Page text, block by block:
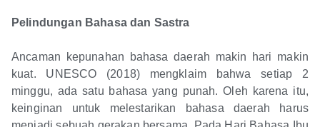
Pelindungan Bahasa dan Sastra
Ancaman kepunahan bahasa daerah makin hari makin
kuat. UNESCO (2018) mengklaim bahwa setiap 2
minggu, ada satu bahasa yang punah. Oleh karena itu,
keinginan untuk melestarikan bahasa daerah harus